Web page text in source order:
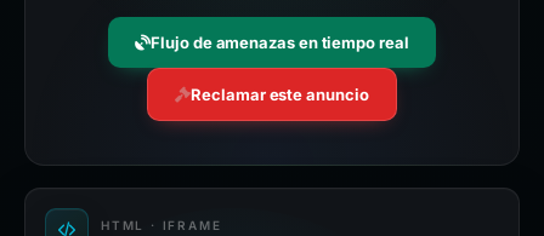
Flujo de amenazas en tiempo real
Reclamar este anuncio
HTML · IFRAME